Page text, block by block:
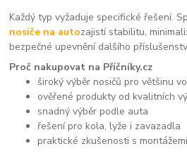
Každý typ vyžaduje specifické řešení.
nosiče na autozajistí stabilitu,
bezpečné upevnění dalšího
Proč nakupovat na Příčníky.cz
široký výběr nosičů pro většinu
ověřené produkty od kvalitních
snadný výběr podle auta
řešení pro kola, lyže i zavazadla
praktické zkušenosti s